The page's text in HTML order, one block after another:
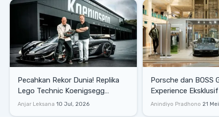
Pecahkan Rekor Dunia! Replika
Lego Technic Koenigsegg
Sadair's Spear Ukuran Asli Sukses
Anjar Leksana 10 Jul, 2026
Porsche dan BOSS
Experience
Senayan, Hadirkan
Anindiyo Pradhono 21